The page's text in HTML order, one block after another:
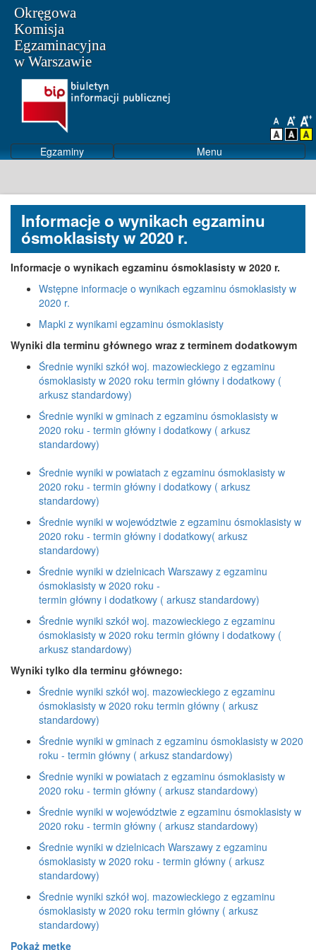
Okręgowa
Komisja
Egzaminacyjna
w Warszawie
Egzaminy Menu
Informacje o wynikach egzaminu
ósmoklasisty w 2020 r.
Informacje o wynikach egzaminu ósmoklasisty w 2020 r.
Wstępne informacje o wynikach egzaminu ósmoklasisty w
2020 r.
Mapki z wynikami egzaminu ósmoklasisty
Wyniki dla terminu głównego wraz z terminem dodatkowym
Średnie wyniki szkół woj. mazowieckiego z egzaminu
ósmoklasisty w 2020 roku termin główny i dodatkowy (
arkusz standardowy)
Średnie wyniki w gminach z egzaminu ósmoklasisty w
2020 roku - termin główny i dodatkowy ( arkusz
standardowy)
Średnie wyniki w powiatach z egzaminu ósmoklasisty w
2020 roku - termin główny i dodatkowy ( arkusz
standardowy)
Średnie wyniki w województwie z egzaminu ósmoklasisty w
2020 roku - termin główny i dodatkowy( arkusz
standardowy)
Średnie wyniki w dzielnicach Warszawy z egzaminu
ósmoklasisty w 2020 roku -
termin główny i dodatkowy ( arkusz standardowy)
Średnie wyniki szkół woj. mazowieckiego z egzaminu
ósmoklasisty w 2020 roku termin główny i dodatkowy (
arkusz standardowy)
Wyniki tylko dla terminu głównego:
Średnie wyniki szkół woj. mazowieckiego z egzaminu
ósmoklasisty w 2020 roku termin główny ( arkusz
standardowy)
Średnie wyniki w gminach z egzaminu ósmoklasisty w 2020
roku - termin główny ( arkusz standardowy)
Średnie wyniki w powiatach z egzaminu ósmoklasisty w
2020 roku - termin główny ( arkusz standardowy)
Średnie wyniki w województwie z egzaminu ósmoklasisty w
2020 roku - termin główny ( arkusz standardowy)
Średnie wyniki w dzielnicach Warszawy z egzaminu
ósmoklasisty w 2020 roku - termin główny ( arkusz
standardowy)
Średnie wyniki szkół woj. mazowieckiego z egzaminu
ósmoklasisty w 2020 roku termin główny ( arkusz
standardowy)
Pokaż metkę